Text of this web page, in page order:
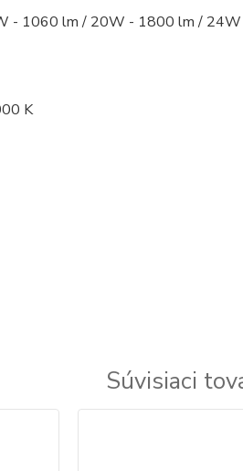
- 1060 lm / 20W - 1800 lm /
K
Súvisiaci